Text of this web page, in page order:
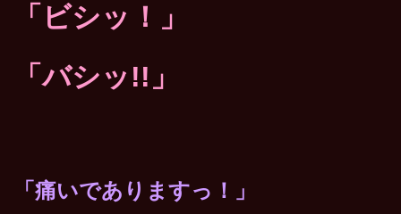
「ビシッ！」
「バシッ!!」
「痛いでありますっ！」